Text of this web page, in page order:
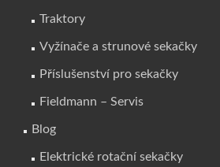
Traktory
Vyžínače a strunové sekačky
Příslušenství pro sekačky
Fieldmann – Servis
Blog
Elektrické rotační sekačky